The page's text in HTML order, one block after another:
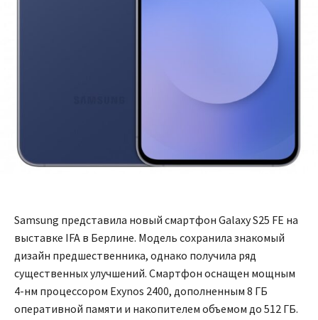
Samsung представила новый смартфон Galaxy S25 FE на
выставке IFA в Берлине. Модель сохранила знакомый
дизайн предшественника, однако получила ряд
существенных улучшений. Смартфон оснащен мощным
4-нм процессором Exynos 2400, дополненным 8 ГБ
оперативной памяти и накопителем объемом до 512 ГБ.